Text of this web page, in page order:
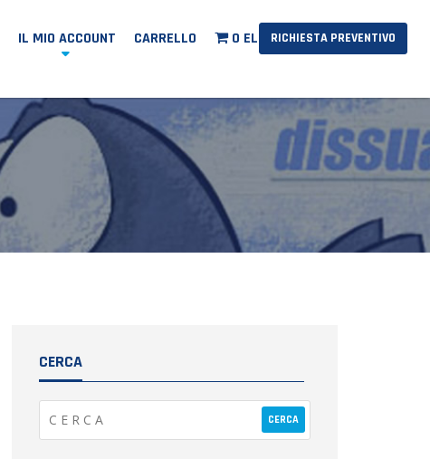
IL MIO ACCOUNT CARRELLO 0 ELEMENTIRICHIESTA PREVENTIVO
CERCA